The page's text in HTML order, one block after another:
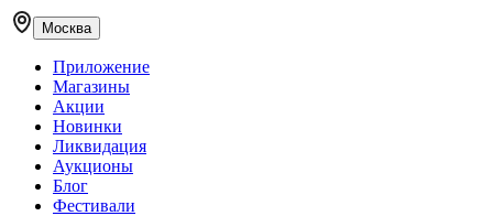
Москва
Приложение
Магазины
Акции
Новинки
Ликвидация
Аукционы
Блог
Фестивали